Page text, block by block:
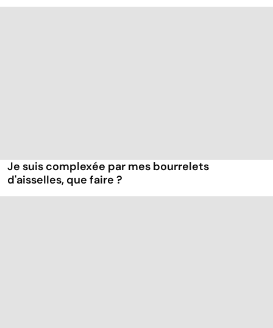
Je suis complexée par mes bourrelets
d'aisselles, que faire ?